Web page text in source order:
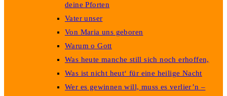
deine Pforten
Vater unser
Von Maria uns geboren
Warum o Gott
Was heute manche still sich noch erhoffen,
Was ist nicht heut‘ für eine heilige Nacht
Wer es gewinnen will, muss es verlier’n –